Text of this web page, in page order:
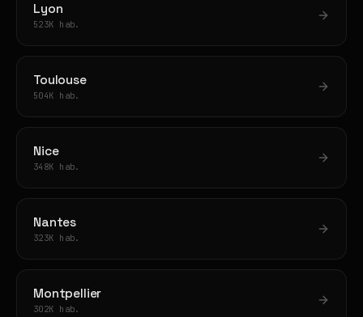
Lyon
523K hab.
Toulouse
504K hab.
Nice
348K hab.
Nantes
323K hab.
Montpellier
302K hab.